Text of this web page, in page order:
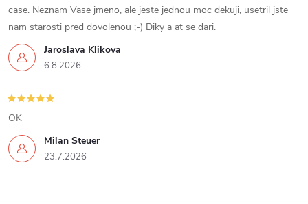
Jaroslava Klikova
6.8.2026
case. Neznam Vase jmeno, ale jeste jednou moc dekuji, usetril jste
nam starosti pred dovolenou ;-) Diky a at se dari.
Milan Steuer
23.7.2026
OK